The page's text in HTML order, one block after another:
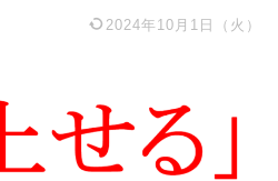
2024年10月1日（火）